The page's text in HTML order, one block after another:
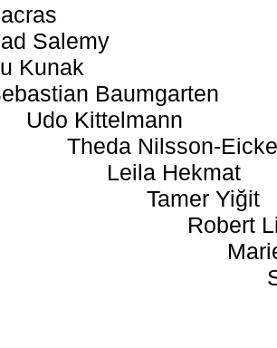
Salemy
Kunak
Baumgarten
Udo Kittelmann
Theda Nilsson-Eicke
Leila Hekmat
Tamer Yiğit
Robert